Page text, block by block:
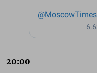
20:00